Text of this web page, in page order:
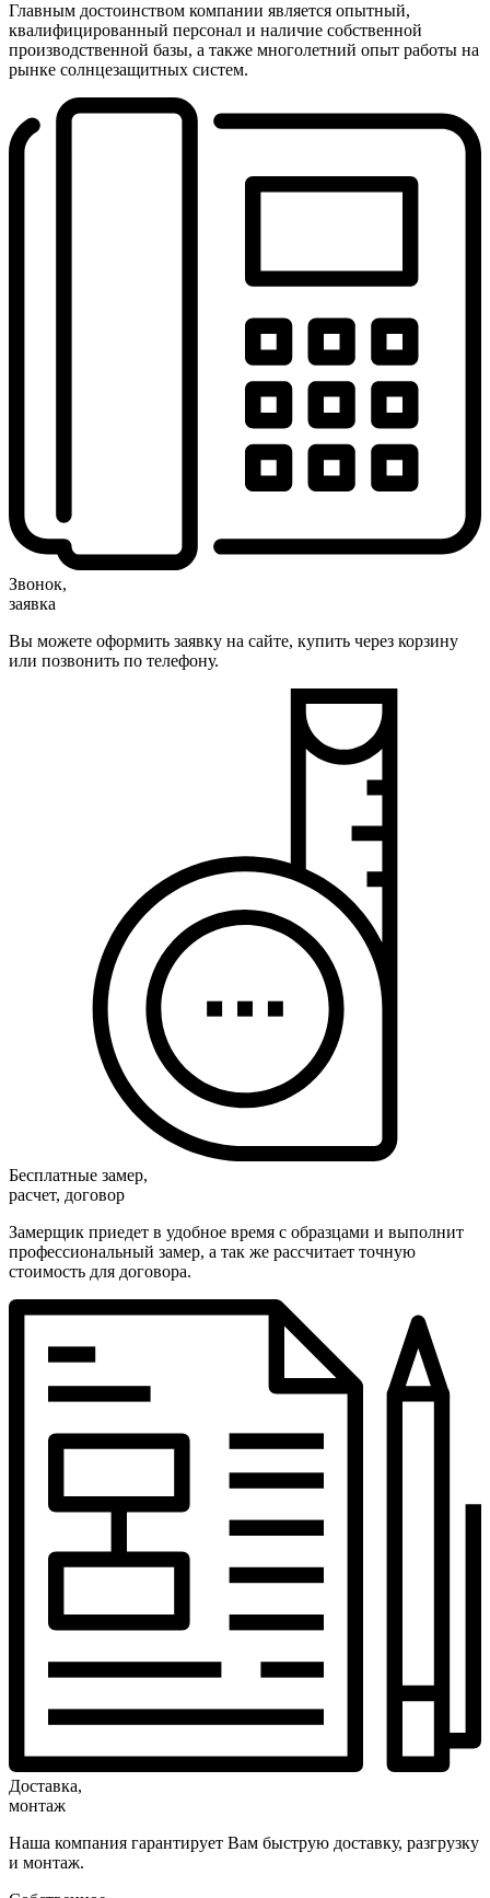
Главным достоинством компании является опытный,
квалифицированный персонал и наличие собственной
производственной базы, а также многолетний опыт работы на
рынке солнцезащитных систем.
Звонок,
заявка
Вы можете оформить заявку на сайте, купить через корзину
или позвонить по телефону.
Бесплатные замер,
расчет, договор
Замерщик приедет в удобное время с образцами и выполнит
профессиональный замер, а так же рассчитает точную
стоимость для договора.
Доставка,
монтаж
Наша компания гарантирует Вам быструю доставку, разгрузку
и монтаж.